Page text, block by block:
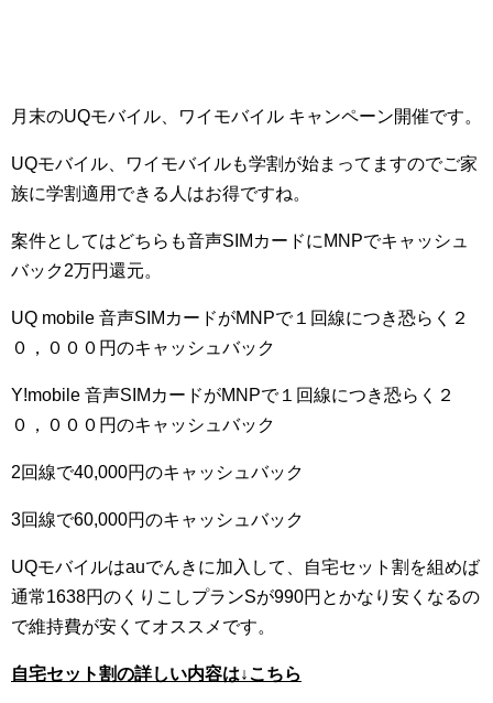
月末のUQモバイル、ワイモバイル キャンペーン開催です。
UQモバイル、ワイモバイルも学割が始まってますのでご家
族に学割適用できる人はお得ですね。
案件としてはどちらも音声SIMカードにMNPでキャッシュ
バック2万円還元。
UQ mobile 音声SIMカードがMNPで１回線につき恐らく２
０，０００円のキャッシュバック
Y!mobile 音声SIMカードがMNPで１回線につき恐らく２
０，０００円のキャッシュバック
2回線で40,000円のキャッシュバック
3回線で60,000円のキャッシュバック
UQモバイルはauでんきに加入して、自宅セット割を組めば
通常1638円のくりこしプランSが990円とかなり安くなるの
で維持費が安くてオススメです。
自宅セット割の詳しい内容は↓こちら